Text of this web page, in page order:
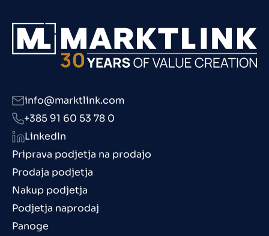
Priprava podjetja na prodajo
Prodaja podjetja
Nakup podjetja
Podjetja naprodaj
Panoge
info@marktlink.com
+385 91 60 53 78 0
LinkedIn